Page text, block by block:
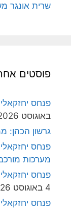
שרית אונגר
פוסטים
פנחס
באוגוסט 2026
גרשון הכהן:
פנחס
מערכות
פנחס
4 באוגוסט 2026
פנחס